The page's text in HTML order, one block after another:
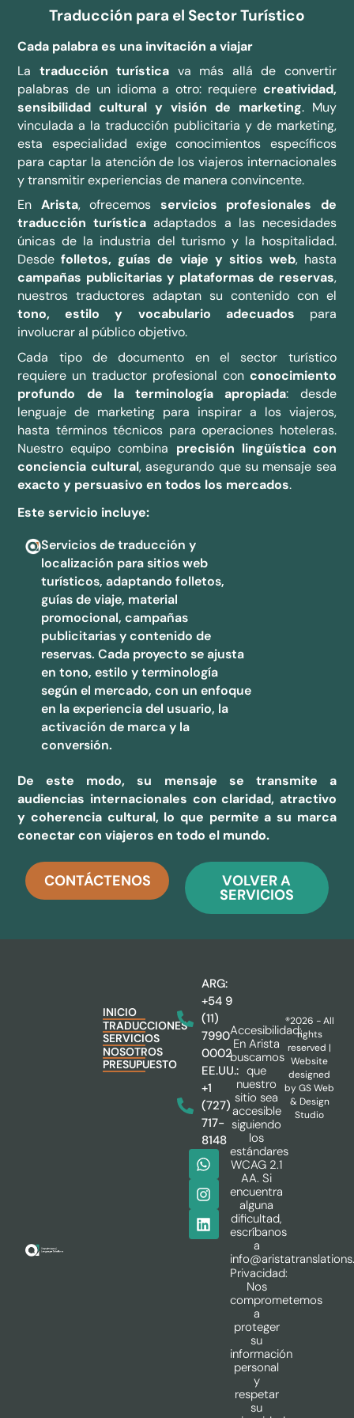
Traducción para el Sector Turístico
Cada palabra es una invitación a viajar
La traducción turística va más allá de convertir
palabras de un idioma a otro: requiere creatividad,
sensibilidad cultural y visión de marketing. Muy
vinculada a la traducción publicitaria y de marketing,
esta especialidad exige conocimientos específicos
para captar la atención de los viajeros internacionales
y transmitir experiencias de manera convincente.
En Arista, ofrecemos servicios profesionales de
traducción turística adaptados a las necesidades
únicas de la industria del turismo y la hospitalidad.
Desdefolletos, guías de viaje y sitios web, hasta
campañas publicitarias y plataformas de reservas,
nuestros traductores adaptan su contenido con el
tono, estilo y vocabulario adecuados para
involucrar al público objetivo.
Cada tipo de documento en el sector turístico
requiere un traductor profesional con conocimiento
profundo de la terminología apropiada: desde
lenguaje de marketing para inspirar a los viajeros,
hasta términos técnicos para operaciones hoteleras.
Nuestro equipo combina precisión lingüística con
conciencia cultural, asegurando que su mensaje sea
exacto y persuasivo en todos los mercados.
Este servicio incluye:
Servicios de traducción y
localización para sitios web
turísticos, adaptando folletos,
guías de viaje, material
promocional, campañas
publicitarias y contenido de
reservas. Cada proyecto se ajusta
en tono, estilo y terminología
según el mercado, con un enfoque
en la experiencia del usuario, la
activación de marca y la
conversión.
De este modo, su mensaje se transmite a
audiencias internacionales con claridad, atractivo
y coherencia cultural, lo que permite a su marca
conectar con viajeros en todo el mundo.
CONTÁCTENOS VOLVER A
SERVICIOS
INICIO
TRADUCCIONES
SERVICIOS
NOSOTROS
PRESUPUESTO
ARG:
+54 9
(11)
7990
0002
EE.UU.:
+1
(727)
717-
8148
Accesibilidad:
En Arista
buscamos
que
nuestro
sitio sea
accesible
siguiendo
los
estándares
WCAG 2.1
AA. Si
encuentra
alguna
dificultad,
escríbanos
a
Privacidad:
Nos
comprometemos
a
proteger
su
información
personal
y
respetar
su
®2026 - All
rights
reserved |
Website
designed
byGS Web
& Design
Studio